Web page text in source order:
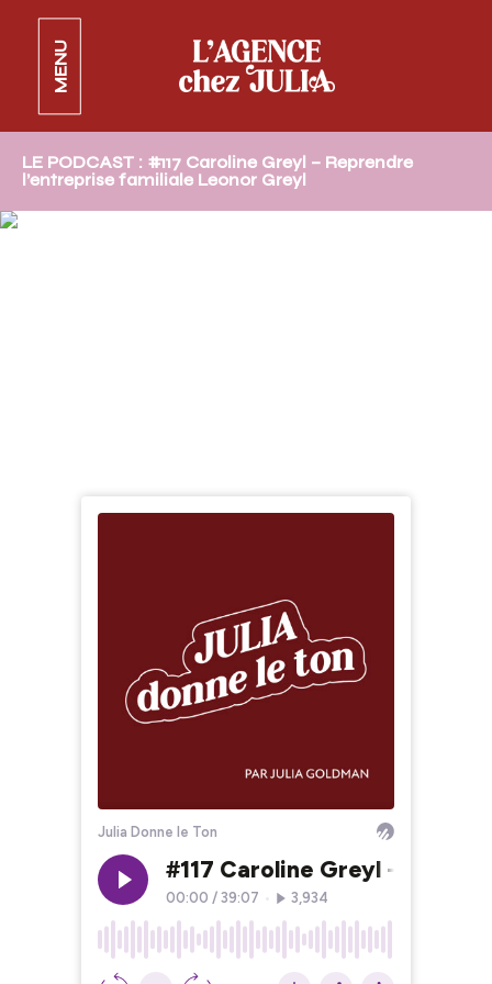
MENU
LE PODCAST : #117 Caroline Greyl – Reprendre
l’entreprise familiale Leonor Greyl